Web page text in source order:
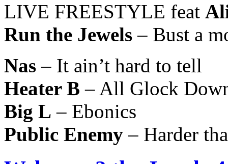
LIVE FREESTYLE feat
Run the Jewels – Bust a
Nas – It ain’t hard to tell
Heater B – All Glock
Big L – Ebonics
Public Enemy – Harder